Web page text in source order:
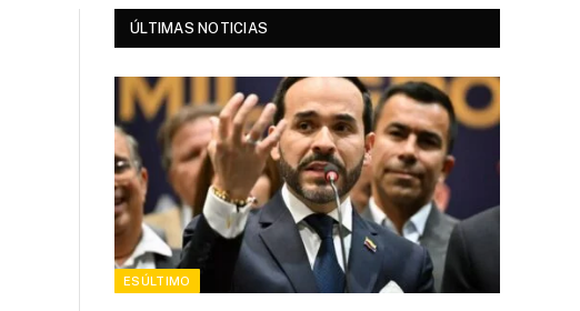
ÚLTIMAS NOTICIAS
ESÚLTIMO